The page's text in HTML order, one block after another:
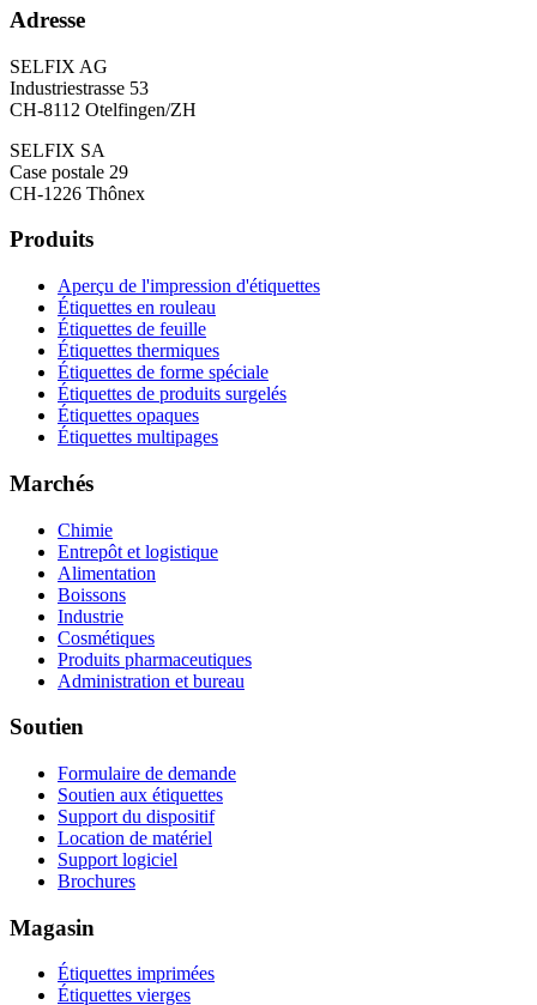
Adresse
SELFIX AG
Industriestrasse 53
CH-8112 Otelfingen/ZH
SELFIX SA
Case postale 29
CH-1226 Thônex
Produits
Aperçu de l'impression d'étiquettes
Étiquettes en rouleau
Étiquettes de feuille
Étiquettes thermiques
Étiquettes de forme spéciale
Étiquettes de produits surgelés
Étiquettes opaques
Étiquettes multipages
Marchés
Chimie
Entrepôt et logistique
Alimentation
Boissons
Industrie
Cosmétiques
Produits pharmaceutiques
Administration et bureau
Soutien
Formulaire de demande
Soutien aux étiquettes
Support du dispositif
Location de matériel
Support logiciel
Brochures
Magasin
Étiquettes imprimées
Étiquettes vierges